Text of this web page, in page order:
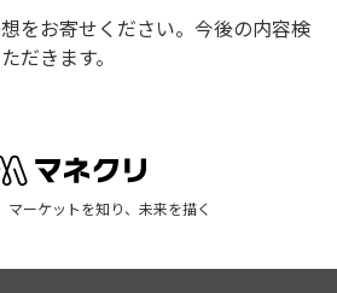
をお寄せください。今後の内容検
だきます。
マーケットを知り、未来を描く